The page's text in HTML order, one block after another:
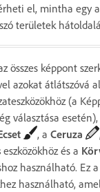
el, mintha egy
területek
összes képpont
azokat átlátszóvá
(a
választása esetén),
, a Ceruza
eszközökhöz és a
használható. Ez
használható,